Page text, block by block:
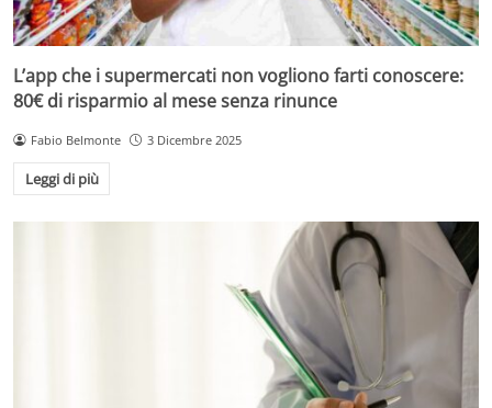
L’app che i supermercati non vogliono farti conoscere:
80€ di risparmio al mese senza rinunce
Fabio Belmonte 3 Dicembre 2025
Leggi di più